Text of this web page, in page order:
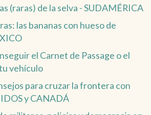
(raras) de la selva - SUDAMÉRICA
las bananas con hueso de
el Carnet de Passage o el
vehículo
para cruzar la frontera con
y CANADÁ